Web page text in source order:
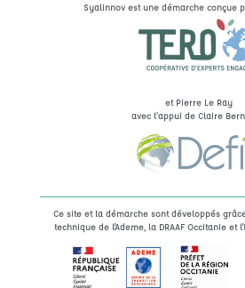
Syalinnov est une démarche conçue
et Pierre Le Ray
avec l’appui de Claire
Ce site et la démarche sont développés
technique de l'Ademe, la DRAAF Occitanie et